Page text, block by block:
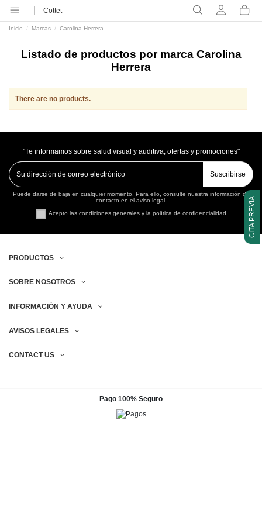
CITA PREVIA
Inicio Marcas Carolina Herrera
Listado de productos por marca Carolina
Herrera
There are no products.
"Te informamos sobre salud visual y auditiva, ofertas y promociones"
Suscribirse
Puede darse de baja en cualquier momento. Para ello, consulte nuestra información de
contacto en el aviso legal.
Acepto las condiciones generales y la política de confidencialidad
PRODUCTOS
SOBRE NOSOTROS
INFORMACIÓN Y AYUDA
AVISOS LEGALES
CONTACT US
Pago 100% Seguro